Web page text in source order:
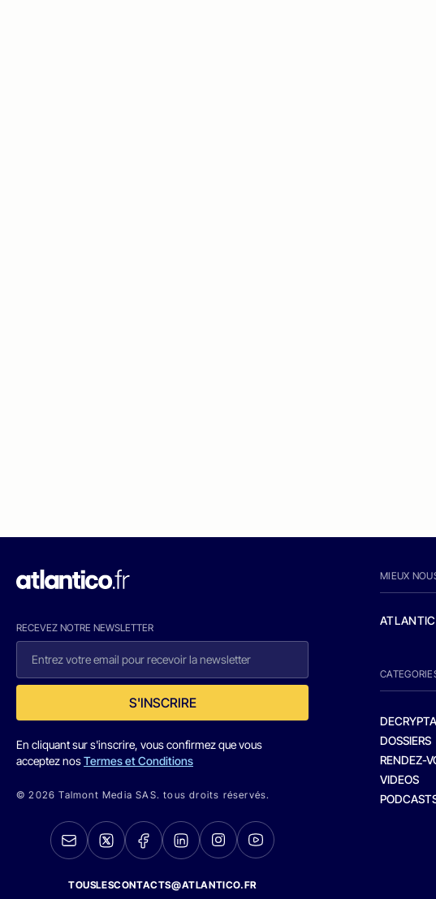
RECEVEZ NOTRE NEWSLETTER
S'INSCRIRE
En cliquant sur s'inscrire, vous confirmez que vous
acceptez nosTermes et Conditions
© 2026 Talmont Media SAS. tous droits réservés.
TOUSLESCONTACTS@ATLANTICO.FR
MIEUX
DOSSIERS
RENDEZ-
VIDEOS